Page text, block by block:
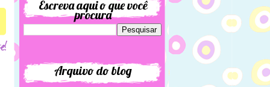
Escreva aqui o que você
procura
Arquivo do blog